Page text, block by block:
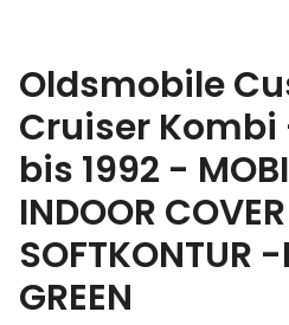
Oldsmobile
Cruiser Kombi
bis 1992 -
INDOOR COVER
SOFTKONTUR
GREEN